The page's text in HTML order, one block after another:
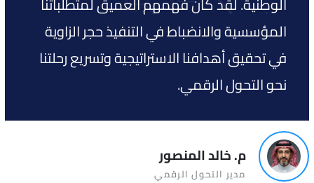
المؤسسية والانضباط في التنفيذ حجر الزاوية
في تحقيق أهدافنا الاستراتيجية وتسريع رحلتنا
نحو التحول الرقمي.
م. خالد المنصور
مدير التحول الرقمي